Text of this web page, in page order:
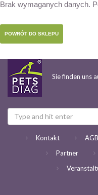
Brak wymaganych danych.
POWRÓT DO SKLEPU
Sie finden uns
AGB
Kontakt
Partner